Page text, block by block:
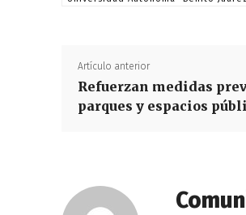
Artículo anterior
Refuerzan medidas
parques y espacios